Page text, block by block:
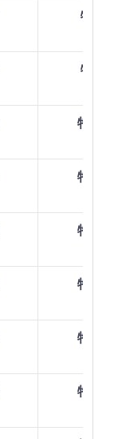
特価
特価
特価 税
特価 税
特価 税
特価 税
特価 税
特価 税